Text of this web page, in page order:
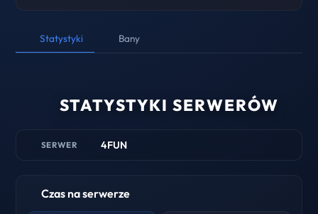
Statystyki Bany
STATYSTYKI SERWERÓW
SERWER 4FUN
Czas na serwerze